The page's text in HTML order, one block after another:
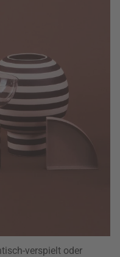
verspielt oder